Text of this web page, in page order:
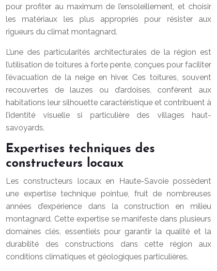
pour profiter au maximum de l’ensoleillement, et choisir
les matériaux les plus appropriés pour résister aux
rigueurs du climat montagnard.
L’une des particularités architecturales de la région est
l’utilisation de toitures à forte pente, conçues pour faciliter
l’évacuation de la neige en hiver. Ces toitures, souvent
recouvertes de lauzes ou d’ardoises, confèrent aux
habitations leur silhouette caractéristique et contribuent à
l’identité visuelle si particulière des villages haut-
savoyards.
Expertises techniques des
constructeurs locaux
Les constructeurs locaux en Haute-Savoie possèdent
une expertise technique pointue, fruit de nombreuses
années d’expérience dans la construction en milieu
montagnard. Cette expertise se manifeste dans plusieurs
domaines clés, essentiels pour garantir la qualité et la
durabilité des constructions dans cette région aux
conditions climatiques et géologiques particulières.